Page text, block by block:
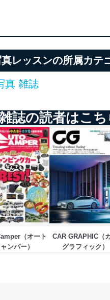
合させます。
止及び是正に努めます。
ことのできる機器及び当該機器
いるユーザー制御機能（ユーザ
業者を識別・認証しています。
の防止
機器等のオペレーティングシス
機器等にセキュリティ対策ソフ
レッスンの所属カテ
真 雑誌
誌の読者はこ
（オート
ンパー）
CAR GRAPHIC（
グラフィック）